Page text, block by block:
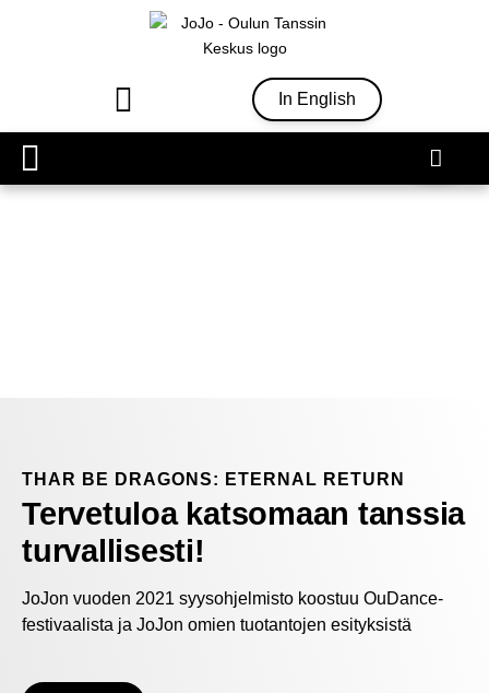
In English
THAR BE DRAGONS: ETERNAL RETURN
Tervetuloa katsomaan tanssia
turvallisesti!
JoJon vuoden 2021 syysohjelmisto koostuu OuDance-
festivaalista ja JoJon omien tuotantojen esityksistä